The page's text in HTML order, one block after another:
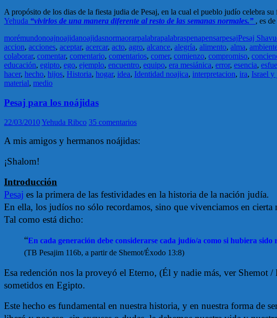
A propósito de los dias de la fiesta judia de Pesaj, en la cual el pueblo judío celebra
Yehuda “vivirlos de una manera diferente al resto de las semanas normales.” , es
morémundonoajnoajidanoajidasnormaorarpalabrapalabraspenapensarpesajPesaj
accion, acciones, aceptar, acercar, acto, agro, alcance, alegría, alimento, alma,
colaborar, comentar, comentario, comentarios, comer, comienzo, compromiso,
educación, egipto, ego, ejemplo, encuentro, equipo, era mesiánica, error, esencia,
hacer, hecho, hijos, Historia, hogar, idea, Identidad noajica, interpretacion, ira, Israel y
material, medio
Pesaj para los noájidas
22/03/2010Yehuda Ribco 35 comentarios
A mis amigos y hermanos noájidas:
¡Shalom!
Introducción
Pesaj es la primera de las festividades en la historia de la nación judía.
En ella, los judíos no sólo recordamos, sino que vivenciamos en
Tal como está dicho:
“En cada generación debe considerarse cada judío/a como si hubiera
(TB Pesajim 116b, a partir de Shemot/Éxodo 13:8)
Esa redención nos la proveyó el Eterno, (Él y nadie más, ver Shemot
sometidos en Egipto.
Este hecho es fundamental en nuestra historia, y en nuestra forma de